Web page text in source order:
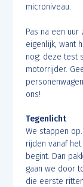
microniveau.
Pas na een
eigenlijk, want
nog: deze test
motorrijder.
ons!
Tegenlicht
We stappen
rijden vanaf
begint. Dan
gaan we door
die eerste